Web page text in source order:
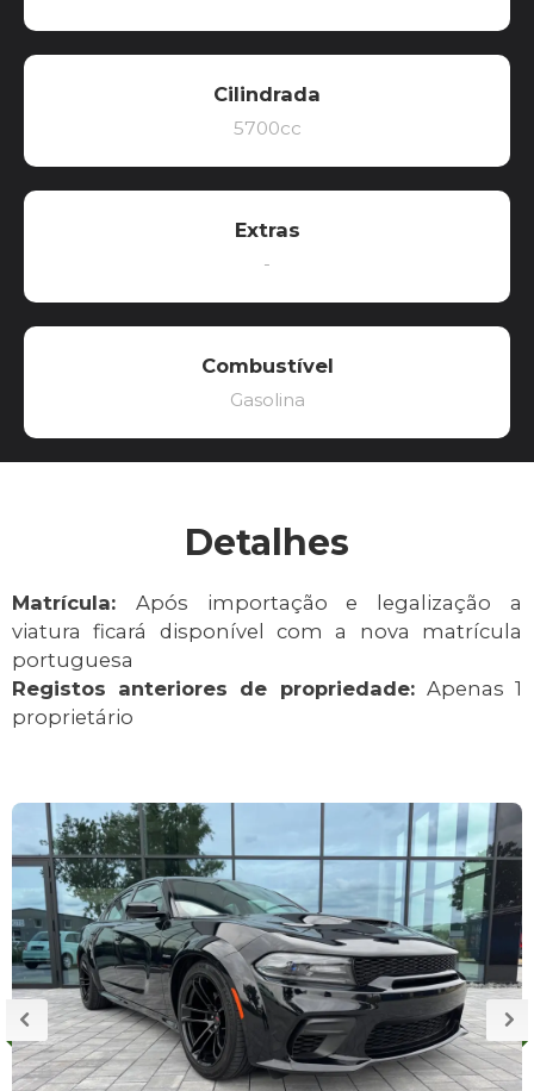
Cilindrada
5700cc
Extras
-
Combustível
Gasolina
Detalhes
Matrícula: Após importação e legalização a
viatura ficará disponível com a nova matrícula
portuguesa
Registos anteriores de propriedade: Apenas 1
proprietário